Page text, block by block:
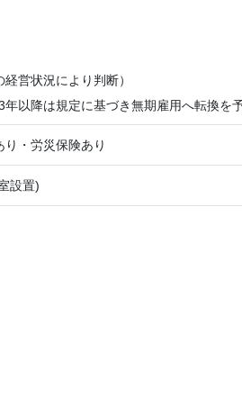
営状況により判断）
以降は規定に基づき無期雇用へ転換を
・労災保険あり
設置)